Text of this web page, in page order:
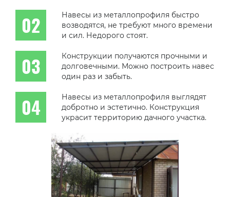
Навесы из металлопрофиля быстро
возводятся, не требуют много времени
и сил. Недорого стоят.
Конструкции получаются прочными и
долговечными. Можно построить навес
один раз и забыть.
Навесы из металлопрофиля выглядят
добротно и эстетично. Конструкция
украсит территорию дачного участка.